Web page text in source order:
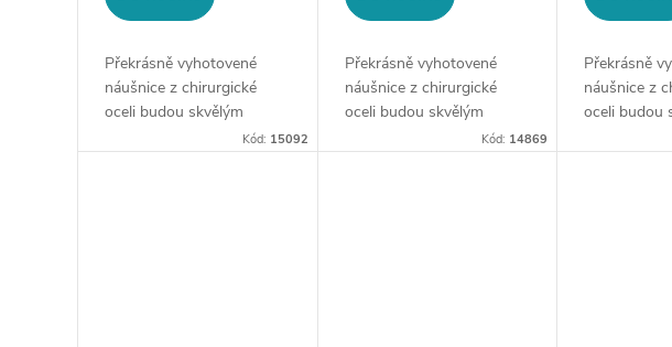
Překrásně vyhotovené
náušnice z chirurgické
oceli budou skvělým
doplňkem Vaší kolekce
Kód: 15092
Překrásně vyhotovené
náušnice z chirurgické
oceli budou skvělým
doplňkem Vaší kolekce
Kód: 14869
Překrásně
náušnice z
oceli budou
doplňkem